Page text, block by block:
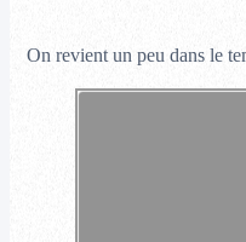
On revient un peu dans le